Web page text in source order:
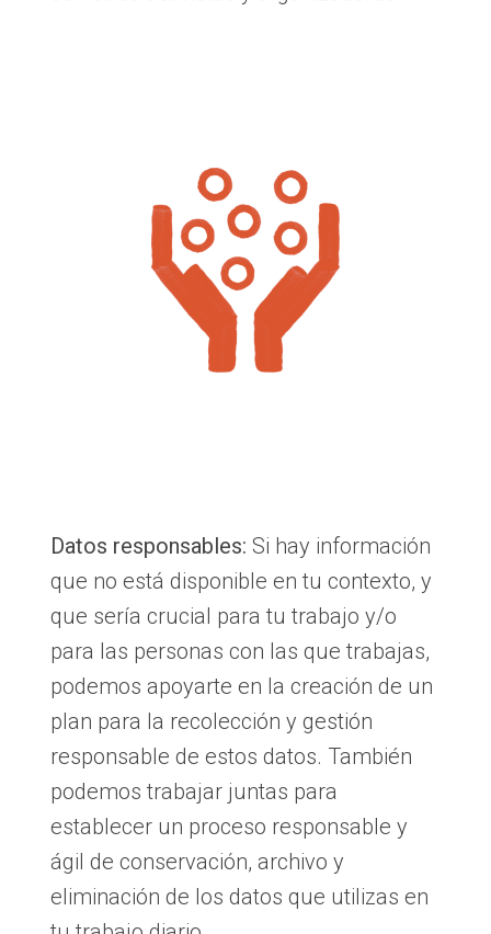
Datos responsables: Si hay información
que no está disponible en tu contexto, y
que sería crucial para tu trabajo y/o
para las personas con las que trabajas,
podemos apoyarte en la creación de un
plan para la recolección y gestión
responsable de estos datos. También
podemos trabajar juntas para
establecer un proceso responsable y
ágil de conservación, archivo y
eliminación de los datos que utilizas en